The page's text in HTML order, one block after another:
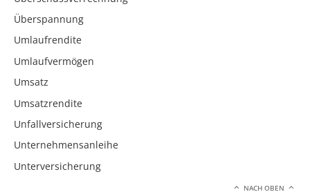
Überspannung
Umlaufrendite
Umlaufvermögen
Umsatz
Umsatzrendite
Unfallversicherung
Unternehmensanleihe
Unterversicherung
NACH OBEN